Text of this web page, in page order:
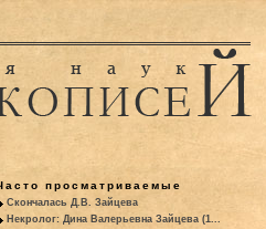
просматриваемые
Скончалась Д.В. Зайцева
Некролог: Дина Валерьевна Зайцева (1...